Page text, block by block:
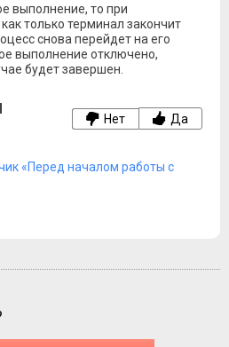
выполнение, то при
как только терминал закончит
снова перейдет на его
выполнение отключено,
будет завершен.
Нет Да
«Перед началом работы с